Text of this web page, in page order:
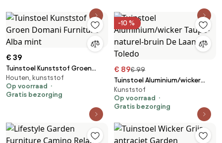
€ 39
Tuinstoel Kunststof Groen
Houten, kunststof
Op voorraad
Gratis bezorging
-10 %
€ 89€ 99
Tuinstoel Aluminium/wicker
Taupe-naturel-bruin De Laan
Toledo
Kunststof
Op voorraad
Gratis bezorging